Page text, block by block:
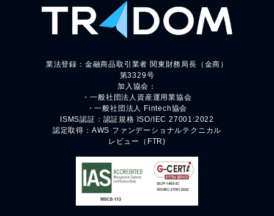
業法登録：金融商品取引業者 関東財務局長（金商）
第3329号
加入協会：
・一般社団法人資産運用業協会
・一般社団法人 Fintech協会
ISMS認証：認証規格 ISO/IEC 27001:2022
認定取得：AWS ファンデーショナルテクニカル
レビュー（FTR)